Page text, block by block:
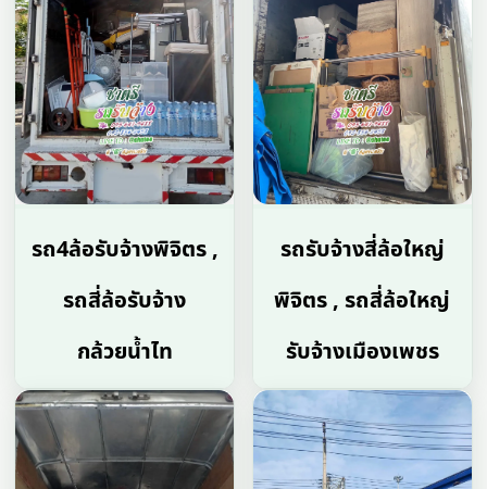
รถ4ล้อรับจ้างพิจิตร ,
รถสี่ล้อรับจ้าง
กล้วยน้ำไท
รถรับจ้างสี่ล้อใหญ่
พิจิตร , รถสี่ล้อใหญ่
รับจ้างเมืองเพชร